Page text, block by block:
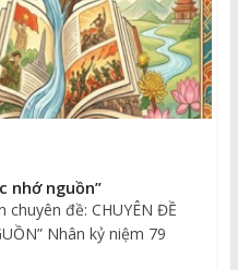
nhớ nguồn”
đề: CHUYÊN ĐỀ
Nhân kỷ niệm 79